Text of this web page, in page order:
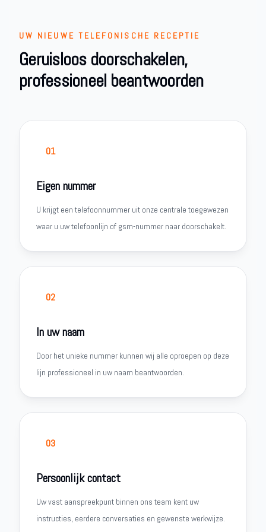
UW NIEUWE TELEFONISCHE RECEPTIE
Geruisloos doorschakelen,
professioneel beantwoorden
01
Eigen nummer
U krijgt een telefoonnummer uit onze centrale toegewezen
waar u uw telefoonlijn of gsm-nummer naar doorschakelt.
02
In uw naam
Door het unieke nummer kunnen wij alle oproepen op deze
lijn professioneel in uw naam beantwoorden.
03
Persoonlijk contact
Uw vast aanspreekpunt binnen ons team kent uw
instructies, eerdere conversaties en gewenste werkwijze.